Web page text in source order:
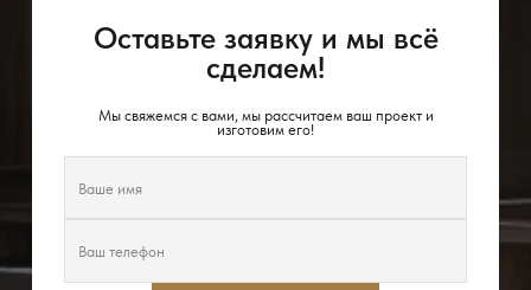
Оставьте заявку и мы всё
сделаем!
Мы свяжемся с вами, мы рассчитаем ваш проект и
изготовим его!